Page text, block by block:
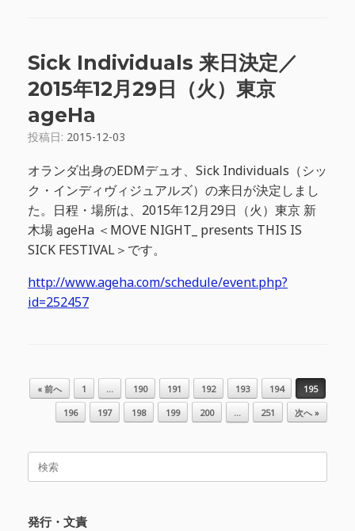
Sick Individuals 来日決定／
2015年12月29日（火）東京
ageHa
投稿日: 2015-12-03
オランダ出身のEDMデュオ、Sick Individuals（シッ
ク・インディヴィジュアルズ）の来日が決定しまし
た。日程・場所は、2015年12月29日（火）東京 新
木場 ageHa ＜MOVE NIGHT_ presents THIS IS
SICK FESTIVAL＞です。
http://www.ageha.com/schedule/event.php?
id=252457
投稿ナビゲーション
« 前へ 1 … 190 191 192 193 194
195
196
197 198 199 200 … 251 次へ »
発行・文責